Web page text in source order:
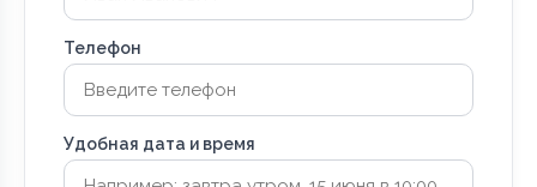
Телефон
Удобная дата и время